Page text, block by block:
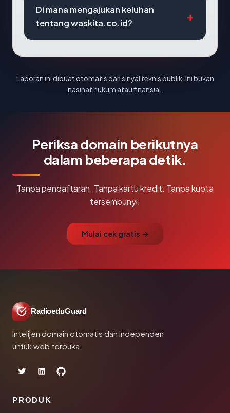
Di mana mengajukan keluhan
tentang waskita.co.id?
Laporan ini dibuat otomatis dari sinyal teknis publik. Ini bukan
nasihat hukum atau finansial.
Periksa domain berikutnya
dalam beberapa detik.
Tanpa pendaftaran. Tanpa kartu kredit. Tanpa kuota
tersembunyi.
Mulai cek gratis →
RadioeduGuard
Intelijen domain otomatis dan independen
untuk web terbuka.
PRODUK